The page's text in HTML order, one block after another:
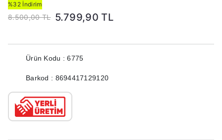
%32 İndirim
8.500,00 TL 5.799,90 TL
Ürün Kodu : 6775
Barkod : 8694417129120